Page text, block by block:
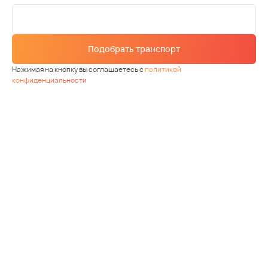
Подобрать транспорт
Нажимая на кнопку вы соглашаетесь сполитикой
конфиденциальности